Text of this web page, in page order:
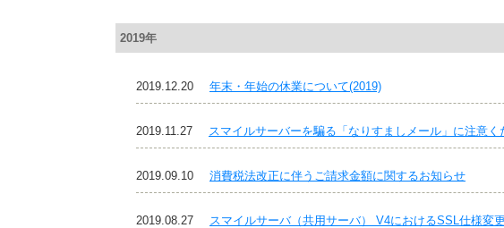
2019年
2019.12.20 年末・年始の休業について(2019)
2019.11.27 スマイルサーバーを騙る「なりすましメール」に注意く
2019.09.10 消費税法改正に伴うご請求金額に関するお知らせ
2019.08.27 スマイルサーバ（共用サーバ） V4におけるSSL仕様変